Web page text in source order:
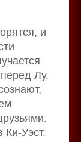
и
Лу.
Ки-Уэст.